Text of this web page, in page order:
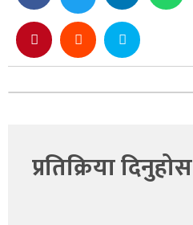
प्रतिक्रिया दिनुहोस